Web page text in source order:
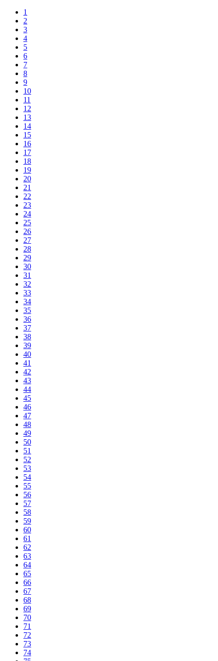
1
2
3
4
5
6
7
8
9
10
11
12
13
14
15
16
17
18
19
20
21
22
23
24
25
26
27
28
29
30
31
32
33
34
35
36
37
38
39
40
41
42
43
44
45
46
47
48
49
50
51
52
53
54
55
56
57
58
59
60
61
62
63
64
65
66
67
68
69
70
71
72
73
74